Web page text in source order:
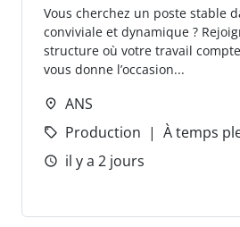
Vous cherchez un poste stable
conviviale et dynamique ?
structure où votre travail
vous donne l’occasion...
ANS
Production
À temps
il y a 2 jours